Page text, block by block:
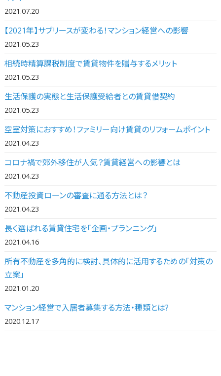
2021.07.20
【2021年】サブリースが変わる！マンション経営への影響
2021.05.23
相続時精算課税制度で賃貸物件を贈与するメリット
2021.05.23
生活保護の実態と生活保護受給者との賃貸借契約
2021.05.23
空室対策におすすめ！ファミリー向け賃貸のリフォームポイント
2021.04.23
コロナ禍で郊外移住が人気？賃貸経営への影響とは
2021.04.23
不動産投資ローンの審査に通る方法とは？
2021.04.23
長く選ばれる賃貸住宅を「企画・プランニング」
2021.04.16
所有不動産を多角的に検討、具体的に活用するための「対策の
立案」
2021.01.20
マンション経営で入居者募集する方法・種類とは?
2020.12.17